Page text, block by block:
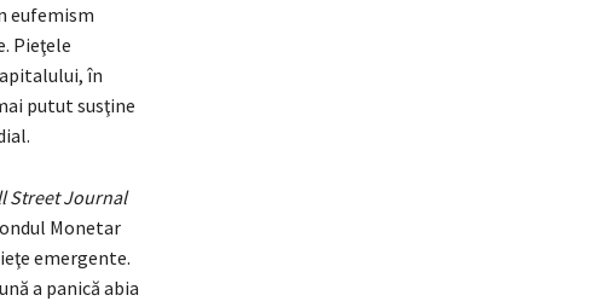
eufemism
Pieţele
în
putut susţine
Street Journal
Monetar
emergente.
a panică abia